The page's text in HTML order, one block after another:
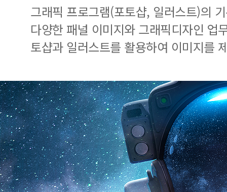
그래픽 프로그램(포토샵, 일러스트)의
다양한 패널 이미지와 그래픽디자인 업
토샵과 일러스트를 활용하여 이미지를